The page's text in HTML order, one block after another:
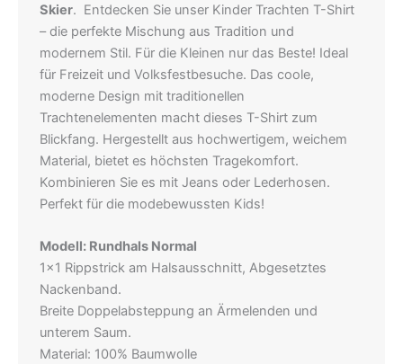
Skier. Entdecken Sie unser Kinder Trachten T-Shirt
– die perfekte Mischung aus Tradition und
modernem Stil. Für die Kleinen nur das Beste! Ideal
für Freizeit und Volksfestbesuche. Das coole,
moderne Design mit traditionellen
Trachtenelementen macht dieses T-Shirt zum
Blickfang. Hergestellt aus hochwertigem, weichem
Material, bietet es höchsten Tragekomfort.
Kombinieren Sie es mit Jeans oder Lederhosen.
Perfekt für die modebewussten Kids!
Modell: Rundhals Normal
1×1 Rippstrick am Halsausschnitt, Abgesetztes
Nackenband.
Breite Doppelabsteppung an Ärmelenden und
unterem Saum.
Material: 100% Baumwolle